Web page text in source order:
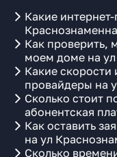
Какие
Как проверить,
моем доме на
Какие скорости
провайдеры на
Сколько стоит
абонентская
Как оставить
на ул
Сколько